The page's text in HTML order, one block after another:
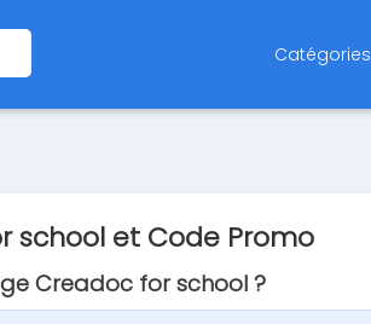
Catégories
school et Code Promo
Creadoc for school ?